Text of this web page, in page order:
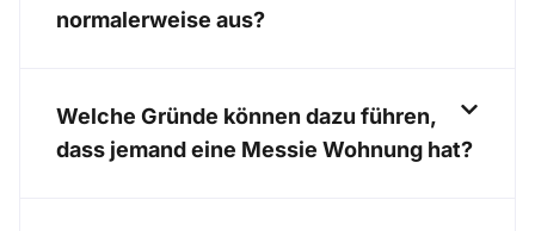
normalerweise aus?
Welche Gründe können dazu führen,
dass jemand eine Messie Wohnung hat?